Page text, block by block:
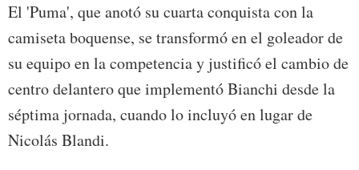
El 'Puma', que anotó su cuarta conquista con la
camiseta boquense, se transformó en el goleador de
su equipo en la competencia y justificó el cambio de
centro delantero que implementó Bianchi desde la
séptima jornada, cuando lo incluyó en lugar de
Nicolás Blandi.